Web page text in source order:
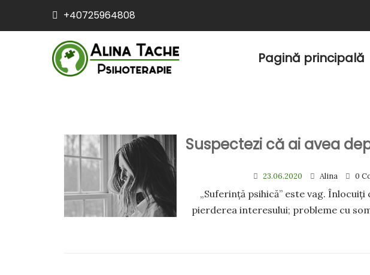
+40725964808
Pagină principală
Suspectezi că ai avea
23.06.2020 Alina 0
„Suferință psihică” este vag.
pierderea interesului; probleme cu